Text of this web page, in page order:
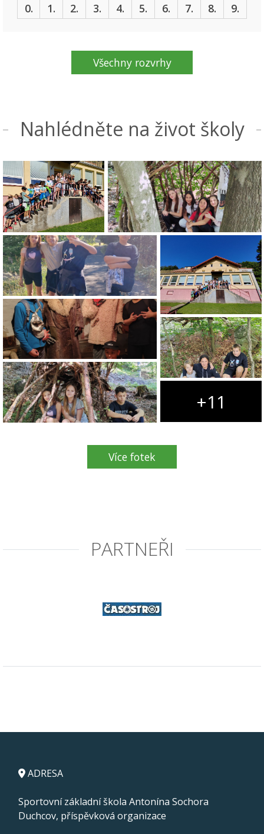
0. 1. 2. 3. 4. 5. 6. 7. 8. 9.
Všechny rozvrhy
Nahlédněte na život školy
+11
Více fotek
PARTNEŘI
ADRESA
Sportovní základní škola Antonína Sochora
Duchcov, příspěvková organizace